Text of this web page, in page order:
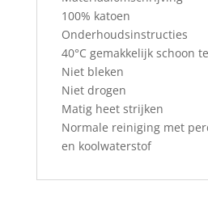
100% katoen
Onderhoudsinstructies
40°C gemakkelijk schoon
Niet bleken
Niet drogen
Matig heet strijken
Normale reiniging met
en koolwaterstof